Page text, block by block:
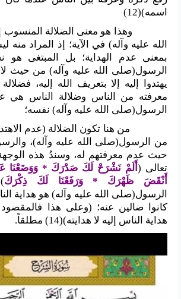
اسمه)(12)
وهذا هو معنى الضلالة المنسوب
الله عليه وآله) في الآية؛ إذ المراد
بمعنى عدم الهداية؛ بل المبتغى هو
الرسول(صلى الله عليه وآله) من حيث
يهتدوا إليه إلا بتعريف الله إليه،
معرفته من الناس وضلالة الناس هي
الرسول(صلى الله عليه وآله) نفسه؛
من هنا تكون الضلالة (عدم
من الرسول(صلى الله عليه وآله)،
حيث عدم معرفتهم له، وسندُ هذه الوجهة
تعالى (أَلَمْ نَشْرَحْ لَكَ صَدْرَكَ * وَوَضَعْنَا
أَنْقَضَ ظَهْرَكَ * وَرَفَعْنَا لَكَ ذِكْرَكَ
الرسول(صلى الله عليه وآله) هو هداية
كانوا ضالين عنه؛ (وعلى هذا
هداية الناس إليه لا هدايته)(14) مطلقاً.